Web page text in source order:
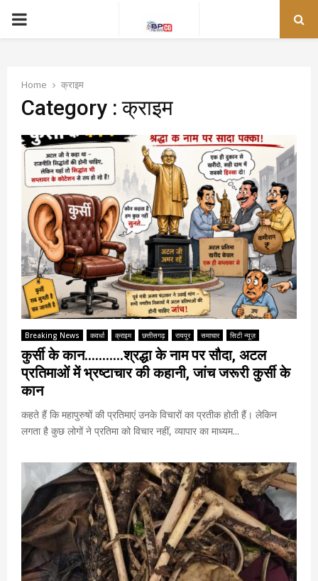
PRIMARY
Home क्राइम
Category : क्राइम
Breaking News कवर्धा क्राइम छत्तीसगढ़ रायपुर समाचार सिटी न्यूज़
कुर्सी के कान………..श्रद्धा के नाम पर सौदा, अटल
प्रतिमाओं में भ्रष्टाचार की कहानी, जांच जरूरी कुर्सी के
कान
कहते हैं कि महापुरुषों की प्रतिमाएं उनके विचारों का प्रतीक होती हैं। लेकिन
लगता है कुछ लोगों ने प्रतिमा को विचार नहीं, व्यापार का माध्यम...